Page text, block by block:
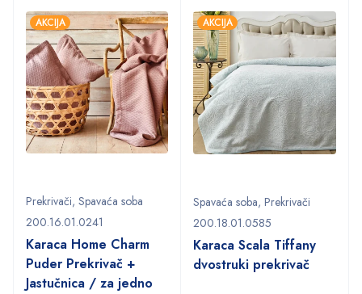
AKCIJA
Prekrivači, Spavaća soba
200.16.01.0241
Karaca Home Charm
Puder Prekrivač +
Jastučnica / za jedno
AKCIJA
Spavaća soba, Prekrivači
200.18.01.0585
Karaca Scala Tiffany
dvostruki prekrivač